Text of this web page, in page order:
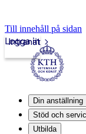
Till innehåll på sidan
Intranät
Logga in
Din anställning
Stöd och
Utbilda